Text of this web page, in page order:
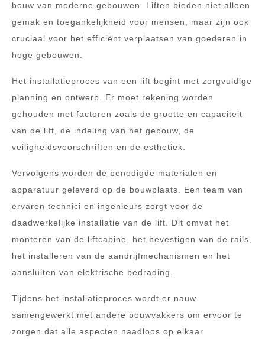
bouw van moderne gebouwen. Liften bieden niet alleen
gemak en toegankelijkheid voor mensen, maar zijn ook
cruciaal voor het efficiënt verplaatsen van goederen in
hoge gebouwen.
Het installatieproces van een lift begint met zorgvuldige
planning en ontwerp. Er moet rekening worden
gehouden met factoren zoals de grootte en capaciteit
van de lift, de indeling van het gebouw, de
veiligheidsvoorschriften en de esthetiek.
Vervolgens worden de benodigde materialen en
apparatuur geleverd op de bouwplaats. Een team van
ervaren technici en ingenieurs zorgt voor de
daadwerkelijke installatie van de lift. Dit omvat het
monteren van de liftcabine, het bevestigen van de rails,
het installeren van de aandrijfmechanismen en het
aansluiten van elektrische bedrading.
Tijdens het installatieproces wordt er nauw
samengewerkt met andere bouwvakkers om ervoor te
zorgen dat alle aspecten naadloos op elkaar